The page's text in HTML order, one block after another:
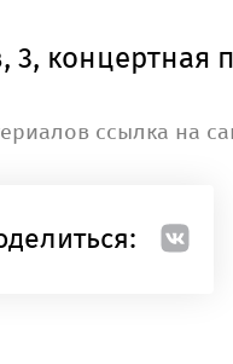
3, концертная
ссылка на